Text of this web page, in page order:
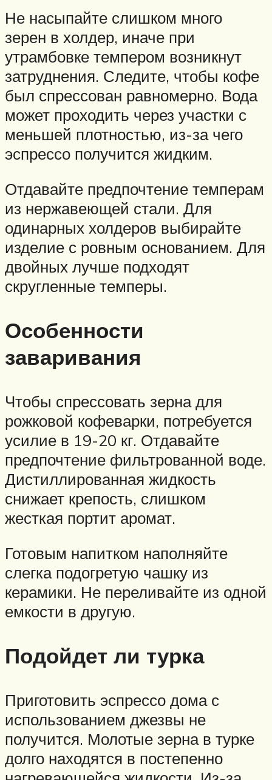
Не насыпайте слишком много
зерен в холдер, иначе при
утрамбовке темпером возникнут
затруднения. Следите, чтобы кофе
был спрессован равномерно. Вода
может проходить через участки с
меньшей плотностью, из-за чего
эспрессо получится жидким.
Отдавайте предпочтение темперам
из нержавеющей стали. Для
одинарных холдеров выбирайте
изделие с ровным основанием. Для
двойных лучше подходят
скругленные темперы.
Особенности
заваривания
Чтобы спрессовать зерна для
рожковой кофеварки, потребуется
усилие в 19-20 кг. Отдавайте
предпочтение фильтрованной воде.
Дистиллированная жидкость
снижает крепость, слишком
жесткая портит аромат.
Готовым напитком наполняйте
слегка подогретую чашку из
керамики. Не переливайте из одной
емкости в другую.
Подойдет ли турка
Приготовить эспрессо дома с
использованием джезвы не
получится. Молотые зерна в турке
долго находятся в постепенно